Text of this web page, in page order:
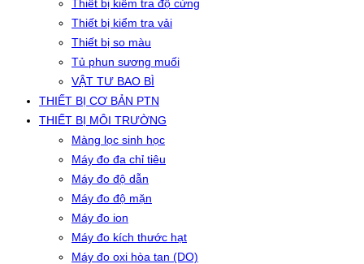
Thiết bị kiểm tra độ cứng
Thiết bị kiểm tra vải
Thiết bị so màu
Tủ phun sương muối
VẬT TƯ BAO BÌ
THIẾT BỊ CƠ BẢN PTN
THIẾT BỊ MÔI TRƯỜNG
Màng lọc sinh học
Máy đo đa chỉ tiêu
Máy đo độ dẫn
Máy đo độ mặn
Máy đo ion
Máy đo kích thước hạt
Máy đo oxi hòa tan (DO)